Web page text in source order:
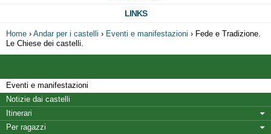
LINKS
Home › Andar per i castelli › Eventi e manifestazioni › Fede e Tradizione.
Le Chiese dei castelli.
Eventi e manifestazioni
Notizie dai castelli
Itinerari
Per ragazzi